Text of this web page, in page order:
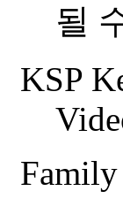
될
KSP
Family